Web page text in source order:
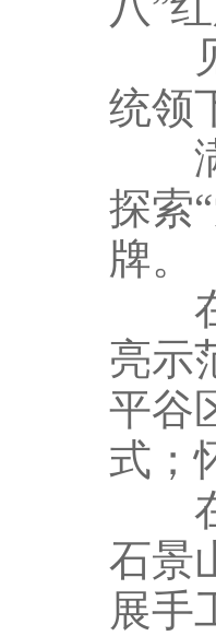
见
统领
满
探索
牌。
在
亮示
平谷
式；
在
石景
展手